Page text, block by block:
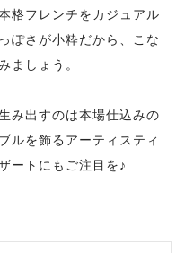
格フレンチをカジュアル
ぽさが小粋だから、こな
ましょう。
み出すのは本場仕込みの
ルを飾るアーティスティ
ートにもご注目を♪